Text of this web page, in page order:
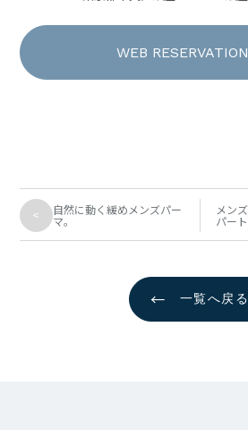
WEB RESERVATION
< 自然に動く緩めメンズパー
マ。
メン
パート
← 一覧へ戻る